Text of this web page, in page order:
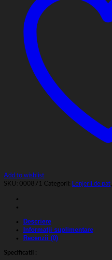
Add to wishlist
SKU: 000871 Categorii: Lenjerii de pat,
Descriere
Informații suplimentare
Recenzii (0)
Specificatii :